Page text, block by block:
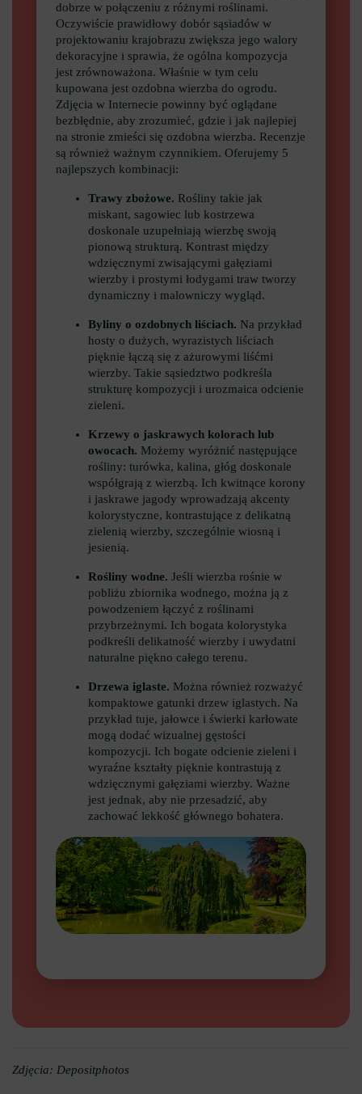
dobrze w połączeniu z różnymi roślinami.
Oczywiście prawidłowy dobór sąsiadów w
projektowaniu krajobrazu zwiększa jego walory
dekoracyjne i sprawia, że ogólna kompozycja
jest zrównoważona. Właśnie w tym celu
kupowana jest ozdobna wierzba do ogrodu.
Zdjęcia w Internecie powinny być oglądane
bezbłędnie, aby zrozumieć, gdzie i jak najlepiej
na stronie zmieści się ozdobna wierzba. Recenzje
są również ważnym czynnikiem. Oferujemy 5
najlepszych kombinacji:
Trawy zbożowe. Rośliny takie jak
miskant, sagowiec lub kostrzewa
doskonale uzupełniają wierzbę swoją
pionową strukturą. Kontrast między
wdzięcznymi zwisającymi gałęziami
wierzby i prostymi łodygami traw tworzy
dynamiczny i malowniczy wygląd.
Byliny o ozdobnych liściach. Na przykład
hosty o dużych, wyrazistych liściach
pięknie łączą się z ażurowymi liśćmi
wierzby. Takie sąsiedztwo podkreśla
strukturę kompozycji i urozmaica odcienie
zieleni.
Krzewy o jaskrawych kolorach lub
owocach. Możemy wyróżnić następujące
rośliny: turówka, kalina, głóg doskonale
współgrają z wierzbą. Ich kwitnące korony
i jaskrawe jagody wprowadzają akcenty
kolorystyczne, kontrastujące z delikatną
zielenią wierzby, szczególnie wiosną i
jesienią.
Rośliny wodne. Jeśli wierzba rośnie w
pobliżu zbiornika wodnego, można ją z
powodzeniem łączyć z roślinami
przybrzeżnymi. Ich bogata kolorystyka
podkreśli delikatność wierzby i uwydatni
naturalne piękno całego terenu.
Drzewa iglaste. Można również rozważyć
kompaktowe gatunki drzew iglastych. Na
przykład tuje, jałowce i świerki karłowate
mogą dodać wizualnej gęstości
kompozycji. Ich bogate odcienie zieleni i
wyraźne kształty pięknie kontrastują z
wdzięcznymi gałęziami wierzby. Ważne
jest jednak, aby nie przesadzić, aby
zachować lekkość głównego bohatera.
Zdjęcia: Depositphotos